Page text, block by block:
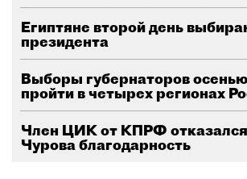
Египтяне второй день
президента
Выборы губернаторов
пройти в четырех регионах
Член ЦИК от КПРФ отказался
Чурова благодарность